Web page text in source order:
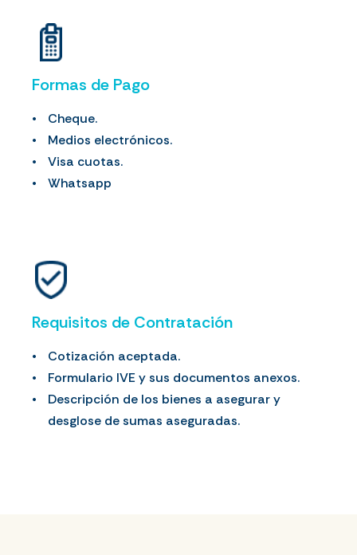
Formas de Pago
Cheque.
Medios electrónicos.
Visa cuotas.
Whatsapp
Requisitos de Contratación
Cotización aceptada.
Formulario IVE y sus documentos anexos.
Descripción de los bienes a asegurar y
desglose de sumas aseguradas.